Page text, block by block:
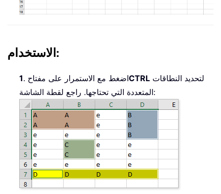
الاستخدام:
1 . اضغط مع الاستمرار على مفتاحCTRL
المتعددة التي تحتاجها. راجع لقطة الشاشة: